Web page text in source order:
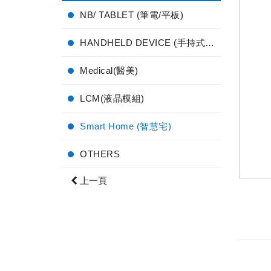
NB/ TABLET (筆電/平板)
HANDHELD DEVICE (手持式電子產品)
Medical(醫美)
LCM(液晶模組)
Smart Home (智慧宅)
OTHERS
上一頁